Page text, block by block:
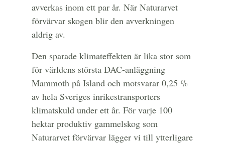
avverkas inom ett par år. När Naturarvet
förvärvar skogen blir den avverkningen
aldrig av.
Den sparade klimateffekten är lika stor som
för världens största DAC-anläggning
Mammoth på Island och motsvarar 0,25 %
av hela Sveriges inrikestransporters
klimatskuld under ett år. För varje 100
hektar produktiv gammelskog som
Naturarvet förvärvar lägger vi till ytterligare